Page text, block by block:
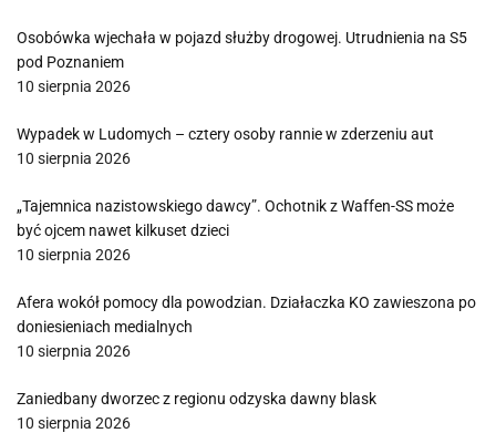
Osobówka wjechała w pojazd służby drogowej. Utrudnienia na S5
pod Poznaniem
10 sierpnia 2026
Wypadek w Ludomych – cztery osoby rannie w zderzeniu aut
10 sierpnia 2026
„Tajemnica nazistowskiego dawcy”. Ochotnik z Waffen-SS może
być ojcem nawet kilkuset dzieci
10 sierpnia 2026
Afera wokół pomocy dla powodzian. Działaczka KO zawieszona po
doniesieniach medialnych
10 sierpnia 2026
Zaniedbany dworzec z regionu odzyska dawny blask
10 sierpnia 2026